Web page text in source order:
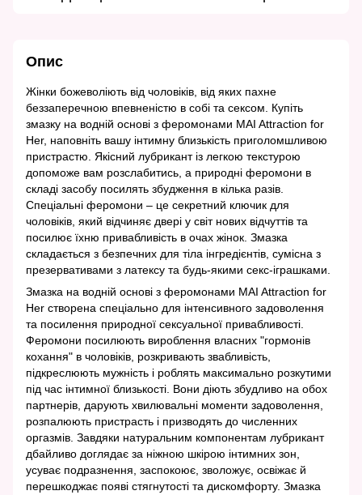
Опис
Жінки божеволіють від чоловіків, від яких пахне
беззаперечною впевненістю в собі та сексом. Купіть
змазку на водній основі з феромонами MAI Attraction for
Her, наповніть вашу інтимну близькість приголомшливою
пристрастю. Якісний лубрикант із легкою текстурою
допоможе вам розслабитись, а природні феромони в
складі засобу посилять збудження в кілька разів.
Спеціальні феромони – це секретний ключик для
чоловіків, який відчиняє двері у світ нових відчуттів та
посилює їхню привабливість в очах жінок. Змазка
складається з безпечних для тіла інгредієнтів, сумісна з
презервативами з латексу та будь-якими секс-іграшками.
Змазка на водній основі з феромонами MAI Attraction for
Her створена спеціально для інтенсивного задоволення
та посилення природної сексуальної привабливості.
Феромони посилюють вироблення власних "гормонів
кохання" в чоловіків, розкривають звабливість,
підкреслюють мужність і роблять максимально розкутими
під час інтимної близькості. Вони діють збудливо на обох
партнерів, дарують хвилювальні моменти задоволення,
розпалюють пристрасть і призводять до численних
оргазмів. Завдяки натуральним компонентам лубрикант
дбайливо доглядає за ніжною шкірою інтимних зон,
усуває подразнення, заспокоює, зволожує, освіжає й
перешкоджає появі стягнутості та дискомфорту. Змазка